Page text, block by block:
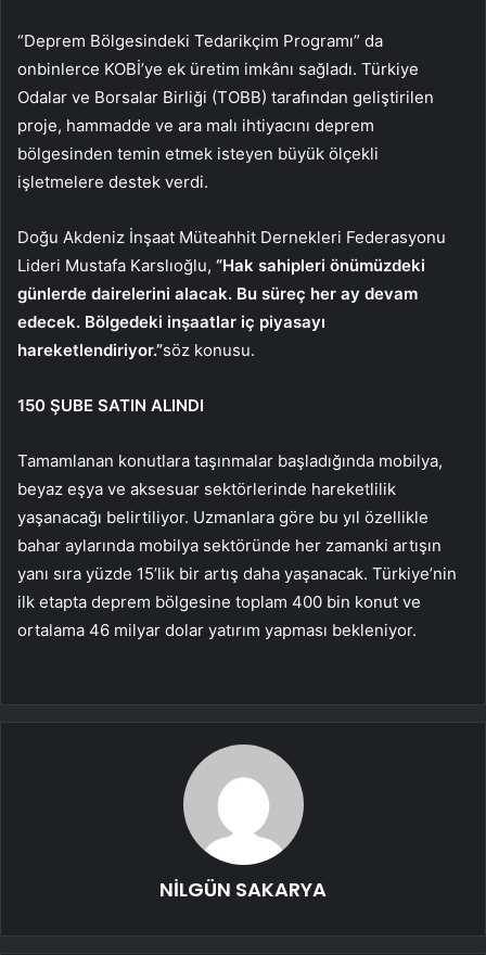
“Deprem Bölgesindeki Tedarikçim Programı” da
onbinlerce KOBİ’ye ek üretim imkânı sağladı. Türkiye
Odalar ve Borsalar Birliği (TOBB) tarafından geliştirilen
proje, hammadde ve ara malı ihtiyacını deprem
bölgesinden temin etmek isteyen büyük ölçekli
işletmelere destek verdi.
Doğu Akdeniz İnşaat Müteahhit Dernekleri Federasyonu
Lideri Mustafa Karslıoğlu, “Hak sahipleri önümüzdeki
günlerde dairelerini alacak. Bu süreç her ay devam
edecek. Bölgedeki inşaatlar iç piyasayı
hareketlendiriyor.”söz konusu.
150 ŞUBE SATIN ALINDI
Tamamlanan konutlara taşınmalar başladığında mobilya,
beyaz eşya ve aksesuar sektörlerinde hareketlilik
yaşanacağı belirtiliyor. Uzmanlara göre bu yıl özellikle
bahar aylarında mobilya sektöründe her zamanki artışın
yanı sıra yüzde 15’lik bir artış daha yaşanacak. Türkiye’nin
ilk etapta deprem bölgesine toplam 400 bin konut ve
ortalama 46 milyar dolar yatırım yapması bekleniyor.
NİLGÜN SAKARYA